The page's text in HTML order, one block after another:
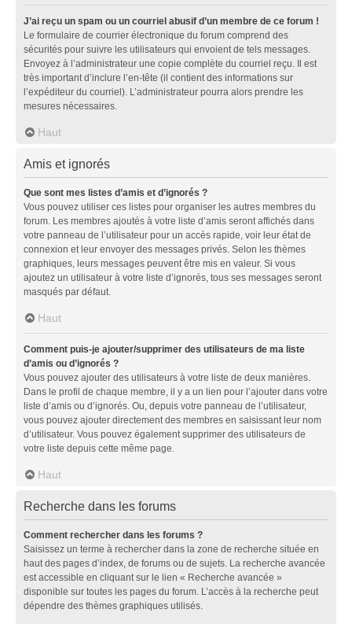
J’ai reçu un spam ou un courriel abusif d’un membre de ce forum !
Le formulaire de courrier électronique du forum comprend des
sécurités pour suivre les utilisateurs qui envoient de tels messages.
Envoyez à l’administrateur une copie complète du courriel reçu. Il est
très important d’inclure l’en-tête (il contient des informations sur
l’expéditeur du courriel). L’administrateur pourra alors prendre les
mesures nécessaires.
Haut
Amis et ignorés
Que sont mes listes d’amis et d’ignorés ?
Vous pouvez utiliser ces listes pour organiser les autres membres du
forum. Les membres ajoutés à votre liste d’amis seront affichés dans
votre panneau de l’utilisateur pour un accès rapide, voir leur état de
connexion et leur envoyer des messages privés. Selon les thèmes
graphiques, leurs messages peuvent être mis en valeur. Si vous
ajoutez un utilisateur à votre liste d’ignorés, tous ses messages seront
masqués par défaut.
Haut
Comment puis-je ajouter/supprimer des utilisateurs de ma liste
d’amis ou d’ignorés ?
Vous pouvez ajouter des utilisateurs à votre liste de deux manières.
Dans le profil de chaque membre, il y a un lien pour l’ajouter dans votre
liste d’amis ou d’ignorés. Ou, depuis votre panneau de l’utilisateur,
vous pouvez ajouter directement des membres en saisissant leur nom
d’utilisateur. Vous pouvez également supprimer des utilisateurs de
votre liste depuis cette même page.
Haut
Recherche dans les forums
Comment rechercher dans les forums ?
Saisissez un terme à rechercher dans la zone de recherche située en
haut des pages d’index, de forums ou de sujets. La recherche avancée
est accessible en cliquant sur le lien « Recherche avancée »
disponible sur toutes les pages du forum. L’accès à la recherche peut
dépendre des thèmes graphiques utilisés.